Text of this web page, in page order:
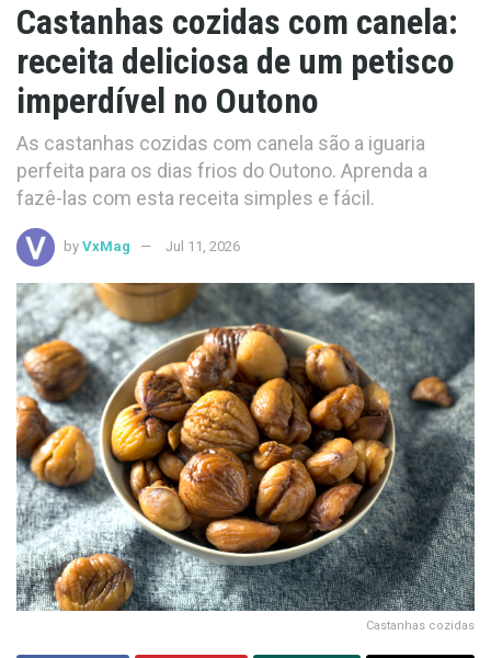
Castanhas cozidas com canela:
receita deliciosa de um petisco
imperdível no Outono
As castanhas cozidas com canela são a iguaria
perfeita para os dias frios do Outono. Aprenda a
fazê-las com esta receita simples e fácil.
by VxMag Jul 11, 2026
Castanhas cozidas